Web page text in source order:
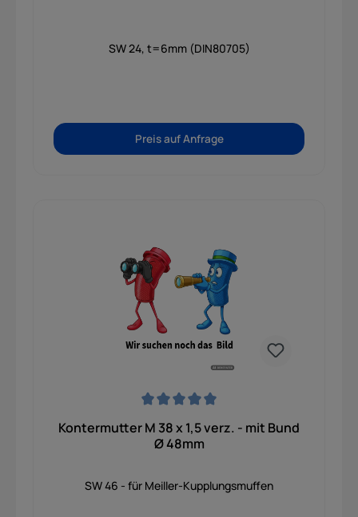
SW 24, t=6mm (DIN80705)
Preis auf Anfrage
Kontermutter M 38 x 1,5 verz. - mit Bund
Ø 48mm
SW 46 - für Meiller-Kupplungsmuffen